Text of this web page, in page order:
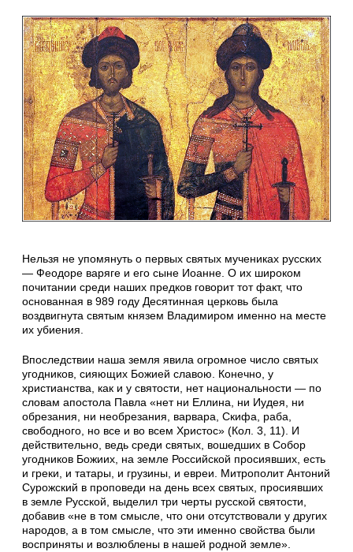
Нельзя не упомянуть о первых святых мучениках русских
— Феодоре варяге и его сыне Иоанне. О их широком
почитании среди наших предков говорит тот факт, что
основанная в 989 году Десятинная церковь была
воздвигнута святым князем Владимиром именно на месте
их убиения.
Впоследствии наша земля явила огромное число святых
угодников, сияющих Божией славою. Конечно, у
христианства, как и у святости, нет национальности — по
словам апостола Павла «нет ни Еллина, ни Иудея, ни
обрезания, ни необрезания, варвара, Скифа, раба,
свободного, но все и во всем Христос» (Кол. 3, 11). И
действительно, ведь среди святых, вошедших в Собор
угодников Божиих, на земле Российской просиявших, есть
и греки, и татары, и грузины, и евреи. Митрополит Антоний
Сурожский в проповеди на день всех святых, просиявших
в земле Русской, выделил три черты русской святости,
добавив «не в том смысле, что они отсутствовали у других
народов, а в том смысле, что эти именно свойства были
восприняты и возлюблены в нашей родной земле».